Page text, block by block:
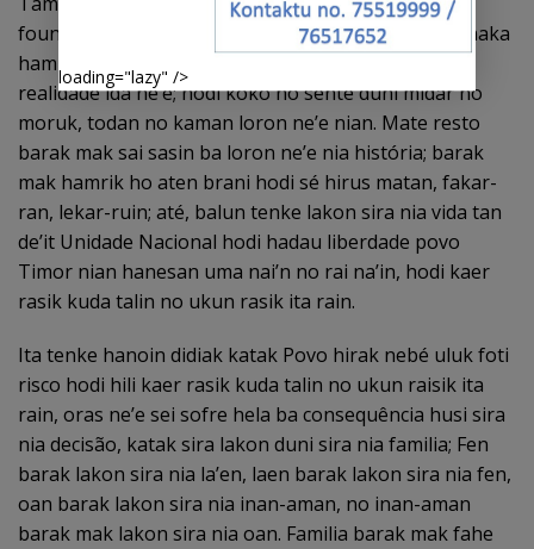
foun iha Povo Timor nia matan, basá Povo barak maka
hamrik ho matan rasik, no isin lolon tomak hasoru
realidade ida ne’e; hodi koko no sente duni midar no
moruk, todan no kaman loron ne’e nian. Mate resto
barak mak sai sasin ba loron ne’e nia história; barak
mak hamrik ho aten brani hodi sé hirus matan, fakar-
ran, lekar-ruin; até, balun tenke lakon sira nia vida tan
de’it Unidade Nacional hodi hadau liberdade povo
Timor nian hanesan uma nai’n no rai na’in, hodi kaer
rasik kuda talin no ukun rasik ita rain.
Ita tenke hanoin didiak katak Povo hirak nebé uluk foti
risco hodi hili kaer rasik kuda talin no ukun raisik ita
rain, oras ne’e sei sofre hela ba consequência husi sira
nia decisão, katak sira lakon duni sira nia familia; Fen
barak lakon sira nia la’en, laen barak lakon sira nia fen,
oan barak lakon sira nia inan-aman, no inan-aman
barak mak lakon sira nia oan. Familia barak mak fahe
loading="lazy" />